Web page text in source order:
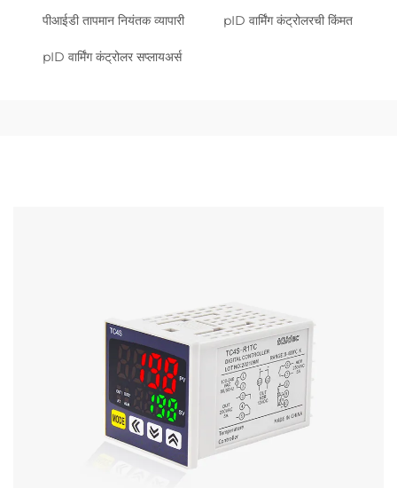
पीआईडी तापमान नियंतक व्यापारी pID वार्मिंग कंट्रोलरची किंमत
pID वार्मिंग कंट्रोलर सप्लायअर्स